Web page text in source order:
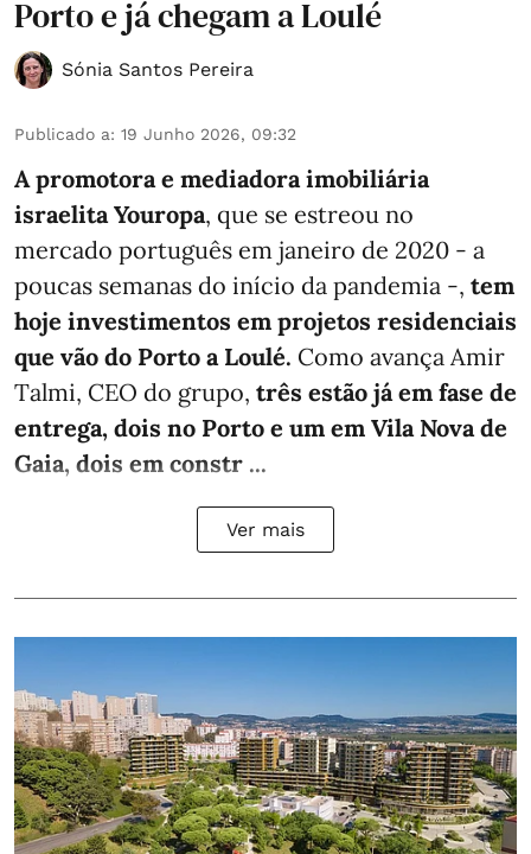
Porto e já chegam a Loulé
Sónia Santos Pereira
Publicado a: 19 Junho 2026, 09:32
A promotora e mediadora imobiliária
israelita Youropa, que se estreou no
mercado português em janeiro de 2020 - a
poucas semanas do início da pandemia -, tem
hoje investimentos em projetos residenciais
que vão do Porto a Loulé. Como avança Amir
Talmi, CEO do grupo, três estão já em fase de
entrega, dois no Porto e um em Vila Nova de
Gaia, dois em constr ...
Ver mais